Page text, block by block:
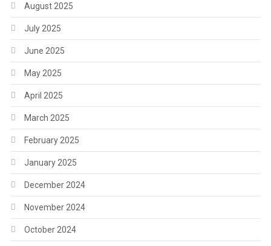
August 2025
July 2025
June 2025
May 2025
April 2025
March 2025
February 2025
January 2025
December 2024
November 2024
October 2024